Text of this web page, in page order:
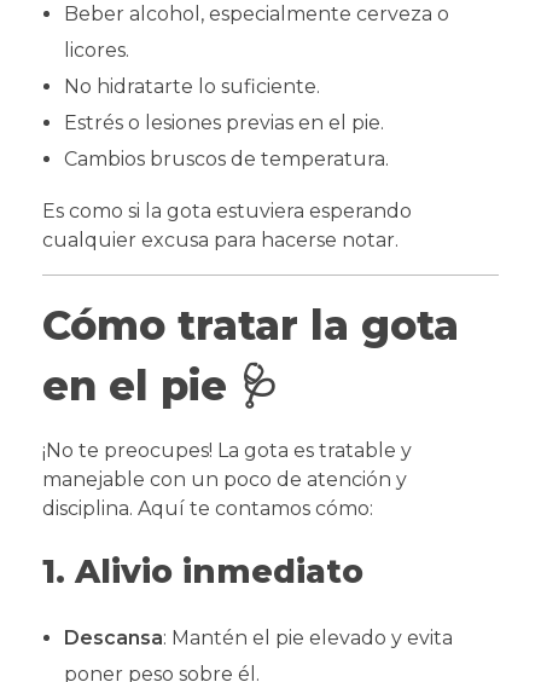
Beber alcohol, especialmente cerveza o
licores.
No hidratarte lo suficiente.
Estrés o lesiones previas en el pie.
Cambios bruscos de temperatura.
Es como si la gota estuviera esperando
cualquier excusa para hacerse notar.
Cómo tratar la gota
en el pie 🩺
¡No te preocupes! La gota es tratable y
manejable con un poco de atención y
disciplina. Aquí te contamos cómo:
1. Alivio inmediato
Descansa: Mantén el pie elevado y evita
poner peso sobre él.